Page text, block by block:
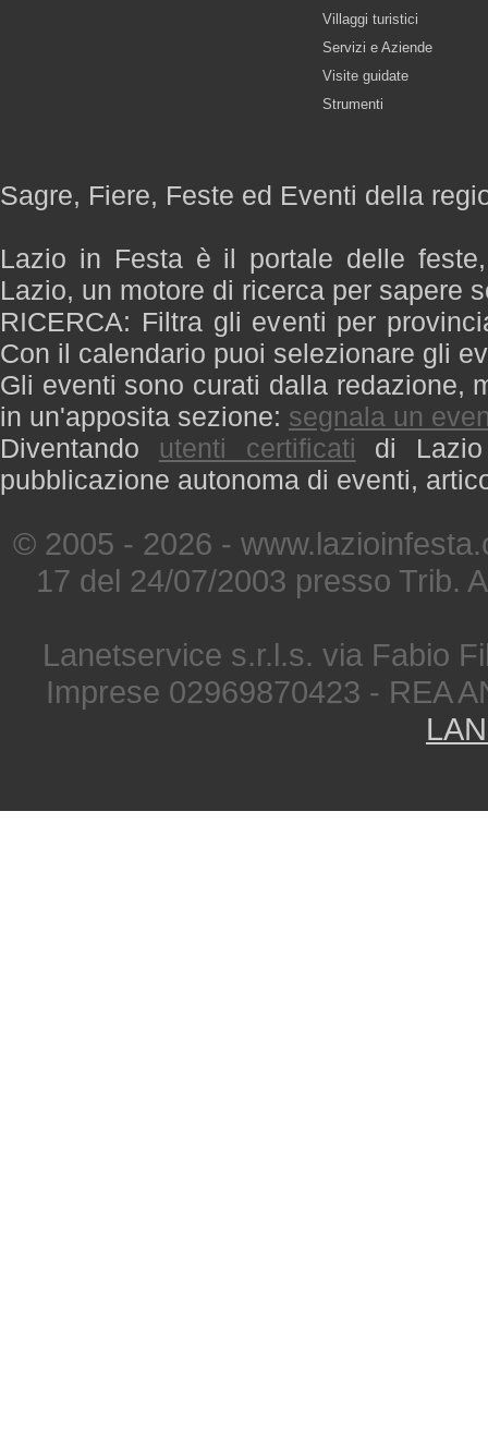
Villaggi turistici
Servizi e Aziende
Visite guidate
Strumenti
Sagre, Fiere, Feste ed Eventi della
Lazio in Festa è il portale delle
Lazio, un motore di ricerca per sapere
RICERCA: Filtra gli eventi per
Con il calendario puoi selezionare gli
Gli eventi sono curati dalla redazione,
in un'apposita sezione: segnala un
Diventando utenti certificati di
pubblicazione autonoma di eventi,
© 2005 - 2026 -
17 del 24/07/2003 presso Trib.
Lanetservice s.r.l.s. via Fabio
Imprese 02969870423 - REA